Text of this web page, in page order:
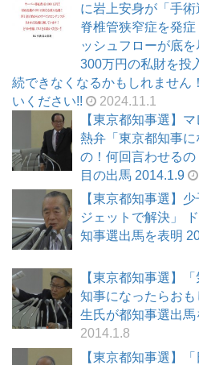
に岩上安身が「手
脊椎管狭窄症を発
ッシュフローが底
300万円の私財を投
続できなくなるかもしれません
いください!!
2024.11.1
【東京都知事選】
熱弁「東京都知事
の！何回言わせる
目の出馬 2014.1.9
【東京都知事選】
ジェットで解決」
知事選出馬を表明
【東京都知事選】
知事になったらお
生氏が都知事選出
2014.1.8
【東京都知事選】